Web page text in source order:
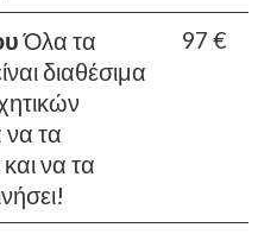
Όλα τα
διαθέσιμα
να τα
να τα
97 €